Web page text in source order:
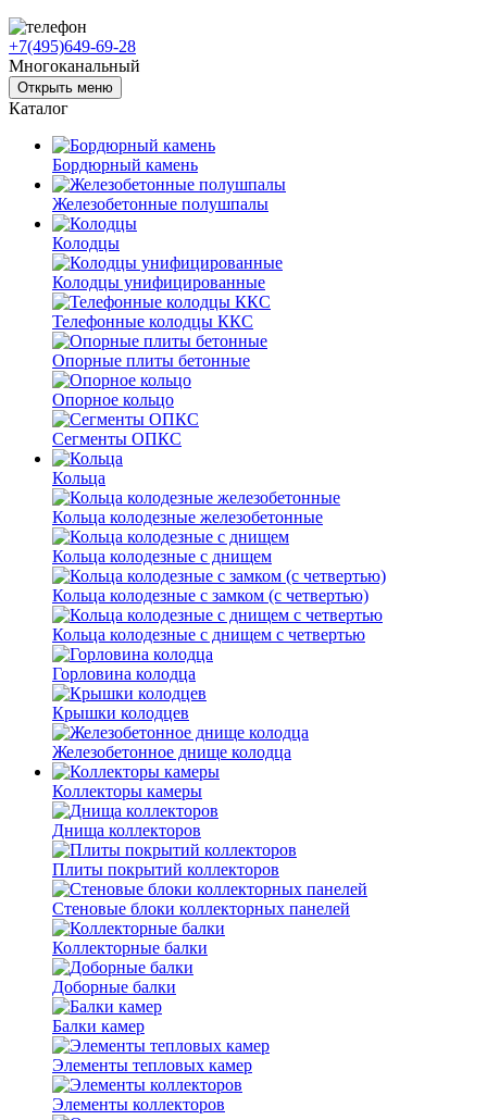
+7(495)649-69-28
Многоканальный
Открыть меню
Каталог
Бордюрный камень
Железобетонные полушпалы
Колодцы
Колодцы унифицированные
Телефонные колодцы ККС
Опорные плиты бетонные
Опорное кольцо
Сегменты ОПКС
Кольца
Кольца колодезные железобетонные
Кольца колодезные с днищем
Кольца колодезные с замком (с четвертью)
Кольца колодезные с днищем с четвертью
Горловина колодца
Крышки колодцев
Железобетонное днище колодца
Коллекторы камеры
Днища коллекторов
Плиты покрытий коллекторов
Стеновые блоки коллекторных панелей
Коллекторные балки
Доборные балки
Балки камер
Элементы тепловых камер
Элементы коллекторов